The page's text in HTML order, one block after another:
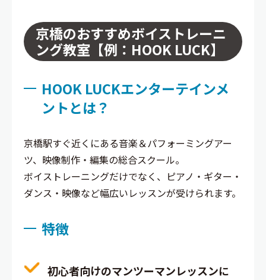
京橋のおすすめボイストレーニ
ング教室【例：HOOK LUCK】
HOOK LUCKエンターテインメ
ントとは？
京橋駅すぐ近くにある音楽＆パフォーミングアー
ツ、映像制作・編集の総合スクール。
ボイストレーニングだけでなく、ピアノ・ギター・
ダンス・映像など幅広いレッスンが受けられます。
特徴
初心者向けのマンツーマンレッスンに